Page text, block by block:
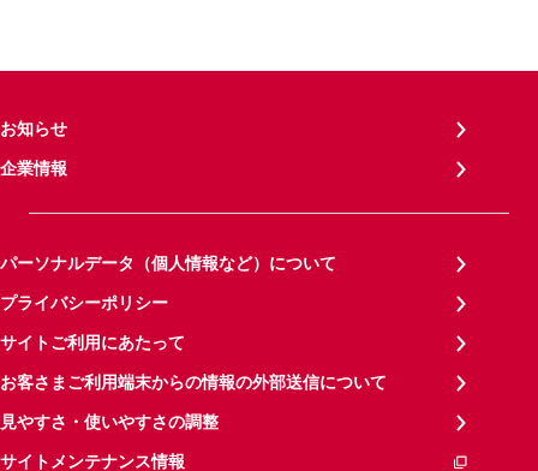
お知らせ
企業情報
パーソナルデータ（個人情報など）について
プライバシーポリシー
サイトご利用にあたって
お客さまご利用端末からの情報の外部送信について
見やすさ・使いやすさの調整
サイトメンテナンス情報